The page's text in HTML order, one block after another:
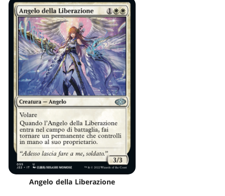
Angelo della Liberazione